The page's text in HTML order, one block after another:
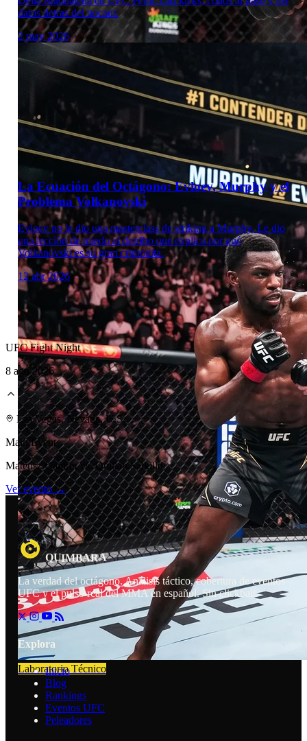
Laboratorio Técnico
Laboratorio Técnico
datos detras del nocaut.
2 may 2026
Laboratorio Técnico
La Ecuación del Octágono: Evloev, Murphy y el
Problema Volkanovski
Evloev no le dio una masterclass de striking a Murphy. Le dio
una lección de miedo al derribo que explica por qué
Volkanovski es su gran criptonita.
12 abr 2026
UFC Fight Night
8 ago 2026
Las Vegas, Nevada, U.S.
Main Event
Mateusz Gamrot vs. Quillan Salkilld
Ver evento →
QUIMBARA
La verdad del octágono. Análisis táctico, cobertura de eventos
UFC y el pulso real del MMA en español. Sin clickbait.
Explora
Inicio
Blog
Rankings
Eventos UFC
Peleadores